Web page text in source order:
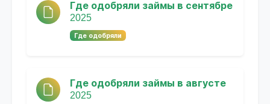
Где одобряли займы в сентябре
2025
Где одобряли
Где одобряли займы в августе
2025